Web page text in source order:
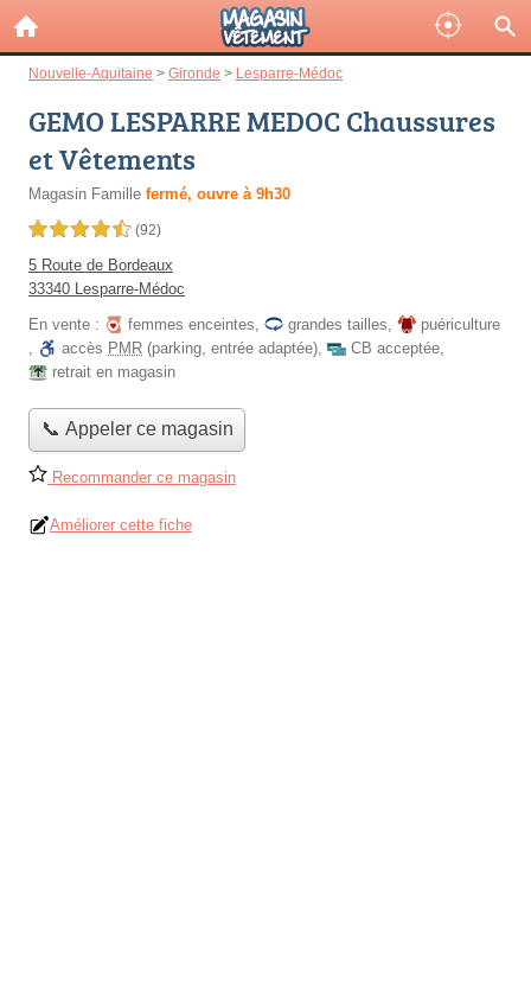
Nouvelle-Aquitaine > Gironde > Lesparre-Médoc
GEMO LESPARRE MEDOC Chaussures
et Vêtements
Magasin Famille fermé, ouvre à 9h30
4,5 étoiles sur 5 (92)
5 Route de Bordeaux
33340 Lesparre-Médoc
En vente :
femmes enceintes, grandes tailles,
puériculture
,
accès PMR (parking, entrée adaptée), CB acceptée,
retrait en magasin
📞 Appeler ce magasin
Recommander ce magasin
Améliorer cette fiche